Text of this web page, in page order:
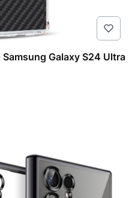
Galaxy S24 Ultra